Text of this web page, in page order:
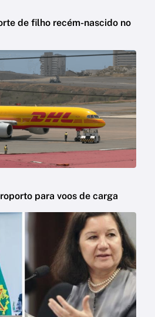
de filho recém-nascido no
para voos de carga